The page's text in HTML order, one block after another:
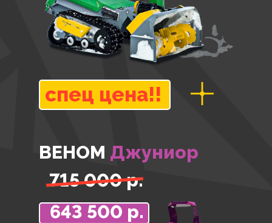
ВЕНОМ Джуниор
643 500 р.
спец цена!!
715 000 р.